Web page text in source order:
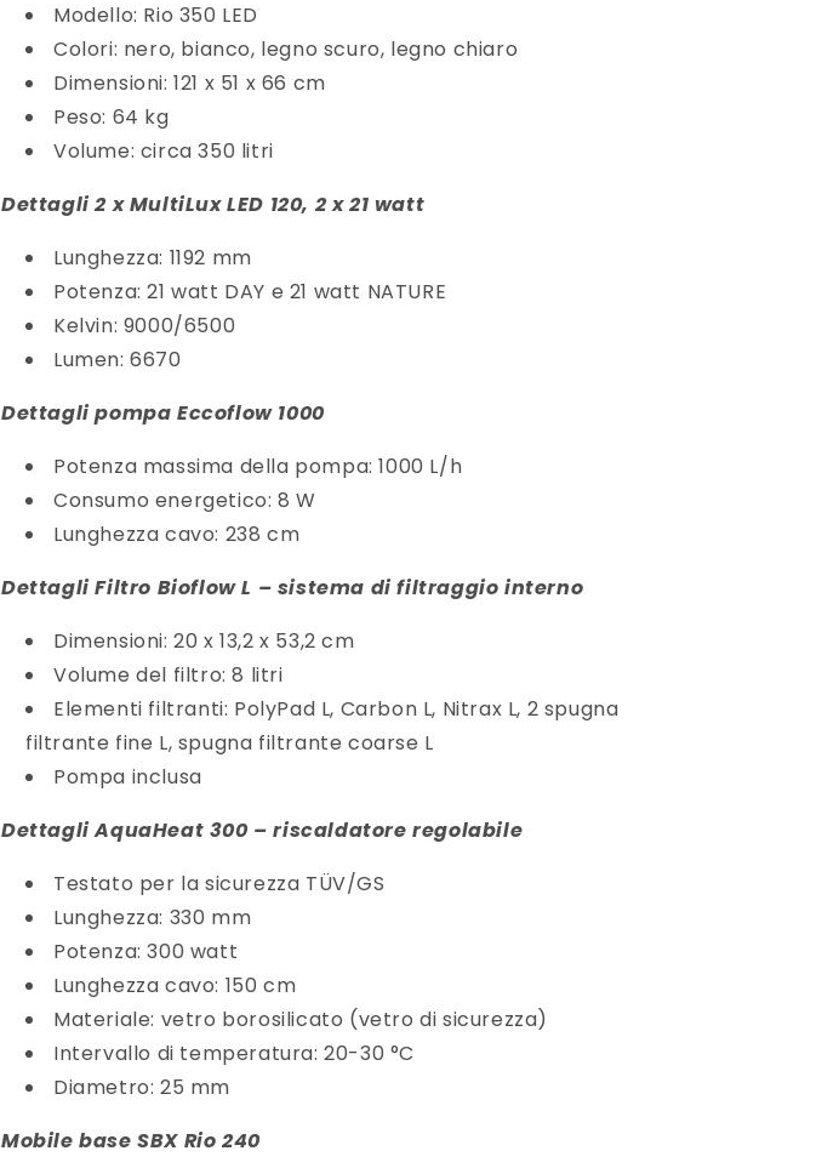
Modello: Rio 350 LED
Colori: nero, bianco, legno scuro, legno chiaro
Dimensioni: 121 x 51 x 66 cm
Peso: 64 kg
Volume: circa 350 litri
Dettagli 2 x MultiLux LED 120, 2 x 21 watt
Lunghezza: 1192 mm
Potenza: 21 watt DAY e 21 watt NATURE
Kelvin: 9000/6500
Lumen: 6670
Dettagli pompa Eccoflow 1000
Potenza massima della pompa: 1000 L/h
Consumo energetico: 8 W
Lunghezza cavo: 238 cm
Dettagli Filtro Bioflow L – sistema di filtraggio interno
Dimensioni: 20 x 13,2 x 53,2 cm
Volume del filtro: 8 litri
Elementi filtranti: PolyPad L, Carbon L, Nitrax L, 2 spugna
filtrante fine L, spugna filtrante coarse L
Pompa inclusa
Dettagli AquaHeat 300 – riscaldatore regolabile
Testato per la sicurezza TÜV/GS
Lunghezza: 330 mm
Potenza: 300 watt
Lunghezza cavo: 150 cm
Materiale: vetro borosilicato (vetro di sicurezza)
Intervallo di temperatura: 20-30 °C
Diametro: 25 mm
Mobile base SBX Rio 240